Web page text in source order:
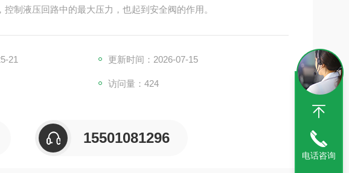
制液压回路中的最大压力，也起到安全阀的作用。
21 更新时间：2026-07-15
访问量：424
15501081296
电话咨询